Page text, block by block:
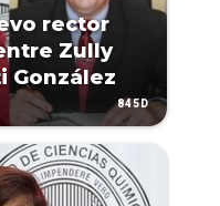
rector
Zully
González
845D